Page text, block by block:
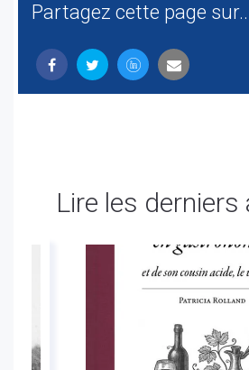
Partagez cette page
Lire les derniers